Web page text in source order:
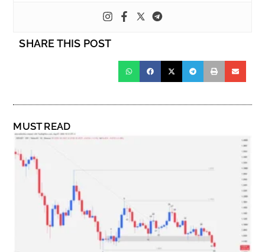
SHARE THIS POST
MUST READ